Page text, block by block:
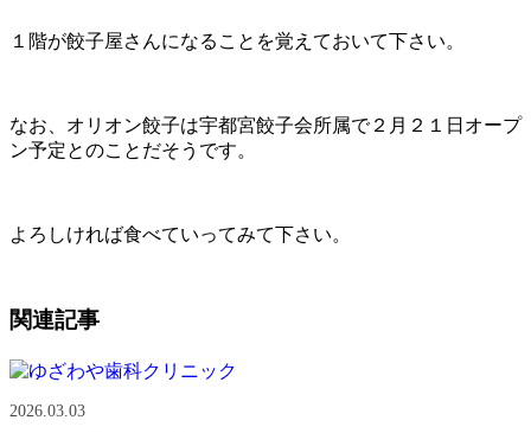
１階が餃子屋さんになることを覚えておいて下さい。
なお、オリオン餃子は宇都宮餃子会所属で２月２１日オープ
ン予定とのことだそうです。
よろしければ食べていってみて下さい。
関連記事
2026.03.03